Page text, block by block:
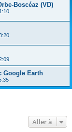
Boscéaz (VD)
Google Earth
Aller à